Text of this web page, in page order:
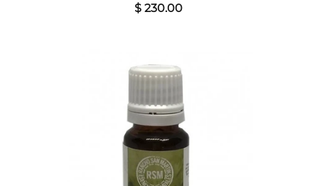
$ 230.00